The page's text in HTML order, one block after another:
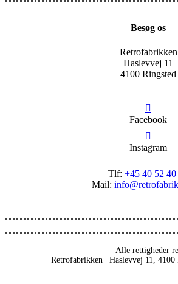
Besøg os
Retrofabrikken
Haslevvej 11
4100 Ringsted
Facebook
Instagram
Tlf: +45 40 52 40
Mail:
Alle rettigheder
Retrofabrikken | Haslevvej 11,